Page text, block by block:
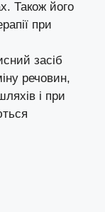
Також його
при
засіб
речовин,
і при